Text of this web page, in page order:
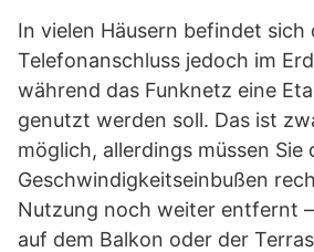
In vielen Häusern befindet sich
Telefonanschluss jedoch im
während das Funknetz eine
genutzt werden soll. Das ist
möglich, allerdings müssen Sie
Geschwindigkeitseinbußen
Nutzung noch weiter entfernt
auf dem Balkon oder der